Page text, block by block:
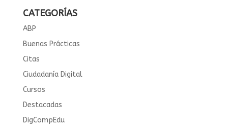
CATEGORÍAS
ABP
Buenas Prácticas
Citas
Ciudadanía Digital
Cursos
Destacadas
DigCompEdu